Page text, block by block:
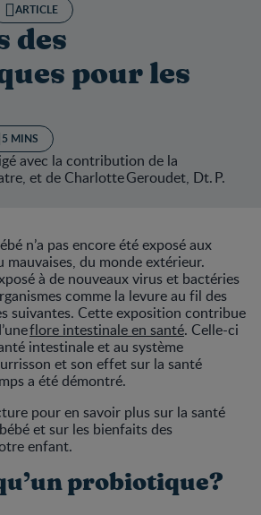
ARTICLE
des
pour les
5 MINS
avec la contribution de la
et de Charlotte Geroudet, Dt. P.
n’a pas encore été exposé aux
mauvaises, du monde extérieur.
à de nouveaux virus et bactéries
comme la levure au fil des
suivantes. Cette exposition contribue
flore intestinale en santé. Celle-ci
intestinale et au système
et son effet sur la santé
a été démontré.
pour en savoir plus sur la santé
et sur les bienfaits des
enfant.
probiotique?